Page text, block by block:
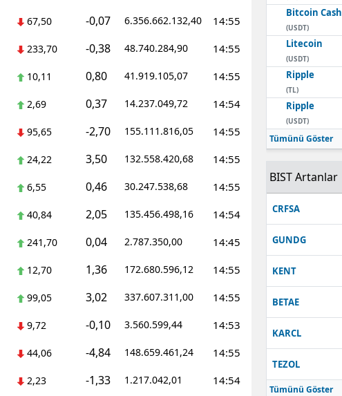
67,50 -0,07 6.356.662.132,40 14:55
233,70 -0,38 48.740.284,90 14:55
10,11 0,80 41.919.105,07 14:55
2,69 0,37 14.237.049,72 14:54
95,65 -2,70 155.111.816,05 14:55
24,22 3,50 132.558.420,68 14:55
6,55 0,46 30.247.538,68 14:55
40,84 2,05 135.456.498,16 14:54
241,70 0,04 2.787.350,00 14:45
12,70 1,36 172.680.596,12 14:55
99,05 3,02 337.607.311,00 14:55
9,72 -0,10 3.560.599,44 14:53
44,06 -4,84 148.659.461,24 14:55
2,23 -1,33 1.217.042,01 14:54
Bitcoin Cash
(USDT)
Litecoin
(USDT)
Ripple
(TL)
Ripple
(USDT)
Tümünü Göster
BIST Artanlar
CRFSA
GUNDG
KENT
BETAE
KARCL
TEZOL
Tümünü Göster